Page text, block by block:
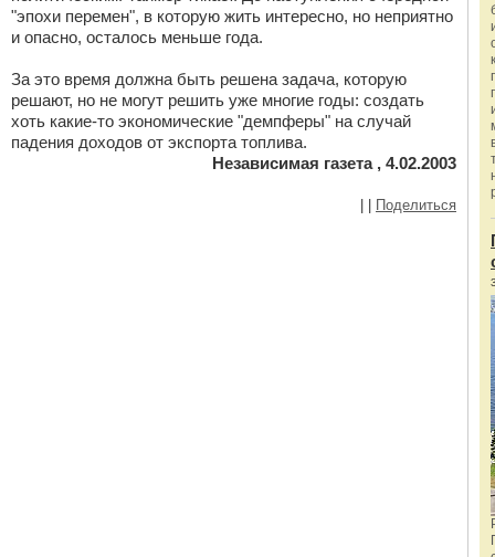
"эпохи перемен", в которую жить интересно, но неприятно
и опасно, осталось меньше года.
За это время должна быть решена задача, которую
решают, но не могут решить уже многие годы: создать
хоть какие-то экономические "демпферы" на случай
падения доходов от экспорта топлива.
Независимая газета , 4.02.2003
Поделиться